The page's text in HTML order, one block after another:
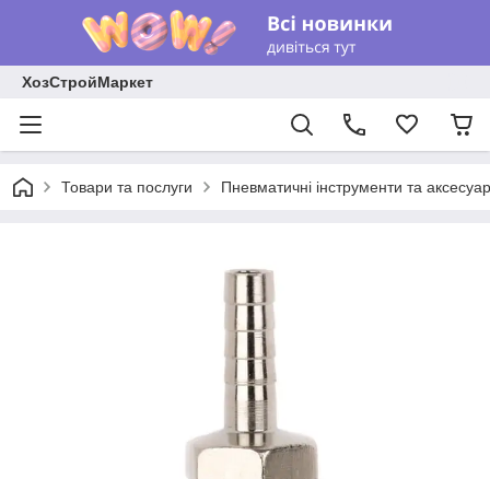
ХозСтройМаркет
Товари та послуги Пневматичні інструменти та